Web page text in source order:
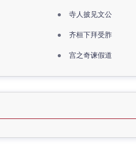
寺人披见文公
齐桓下拜受胙
宫之奇谏假道